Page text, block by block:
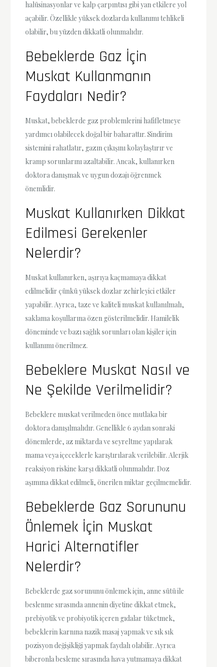
halüsinasyonlar ve kalp çarpıntısı gibi yan etkilere yol
açabilir. Özellikle yüksek dozlarda kullanımı tehlikeli
olabilir, bu yüzden dikkatli olunmalıdır.
Bebeklerde Gaz İçin
Muskat Kullanmanın
Faydaları Nedir?
Muskat, bebeklerde gaz problemlerini hafifletmeye
yardımcı olabilecek doğal bir baharattır. Sindirim
sistemini rahatlatır, gazın çıkışını kolaylaştırır ve
kramp sorunlarını azaltabilir. Ancak, kullanırken
doktora danışmak ve uygun dozajı öğrenmek
önemlidir.
Muskat Kullanırken Dikkat
Edilmesi Gerekenler
Nelerdir?
Muskat kullanırken, aşırıya kaçmamaya dikkat
edilmelidir çünkü yüksek dozlar zehirleyici etkiler
yapabilir. Ayrıca, taze ve kaliteli muskat kullanılmalı,
saklama koşullarına özen gösterilmelidir. Hamilelik
döneminde ve bazı sağlık sorunları olan kişiler için
kullanımı önerilmez.
Bebeklere Muskat Nasıl ve
Ne Şekilde Verilmelidir?
Bebeklere muskat verilmeden önce mutlaka bir
doktora danışılmalıdır. Genellikle 6 aydan sonraki
dönemlerde, az miktarda ve seyreltme yapılarak
mama veya içeceklerle karıştırılarak verilebilir. Alerjik
reaksiyon riskine karşı dikkatli olunmalıdır. Doz
aşımına dikkat edilmeli, önerilen miktar geçilmemelidir.
Bebeklerde Gaz Sorununu
Önlemek İçin Muskat
Harici Alternatifler
Nelerdir?
Bebeklerde gaz sorununu önlemek için, anne sütü ile
beslenme sırasında annenin diyetine dikkat etmek,
prebiyotik ve probiyotik içeren gıdalar tüketmek,
bebeklerin karnına nazik masaj yapmak ve sık sık
pozisyon değişikliği yapmak faydalı olabilir. Ayrıca
biberonla besleme sırasında hava yutmamaya dikkat